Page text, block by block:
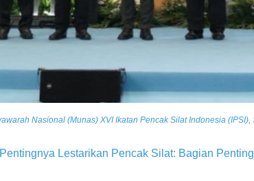
Nasional (Munas) XVI Ikatan Pencak Silat Indonesia
Lestarikan Pencak Silat: Bagian